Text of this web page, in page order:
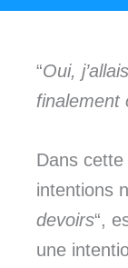
“Oui,
finalement
Dans
intentions
devoirs“,
une